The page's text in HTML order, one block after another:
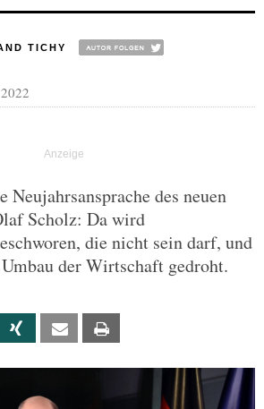
TICHY
Neujahrsansprache des neuen
Scholz: Da wird
die nicht sein darf, und
der Wirtschaft gedroht.
Linkedin Xing Email